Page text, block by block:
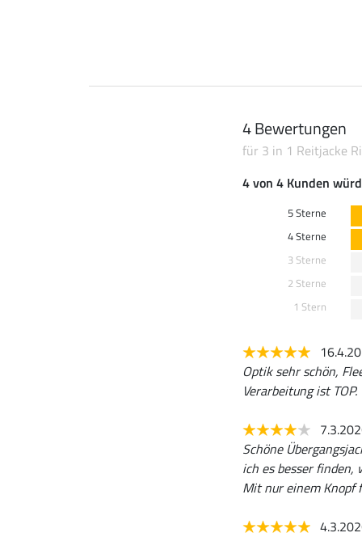
4 Bewertungen
für 3 in 1 Reitjacke
4 von 4 Kunden
5 Sterne
4 Sterne
3 Sterne
2 Sterne
1 Stern
Optik sehr schön,
Verarbeitung ist
Schöne
ich es besser
Mit nur einem Knopf